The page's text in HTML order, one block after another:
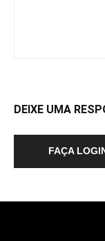
DEIXE UMA
FAÇA